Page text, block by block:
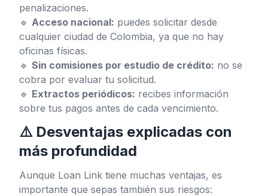
penalizaciones.
🔹 Acceso nacional: puedes solicitar desde
cualquier ciudad de Colombia, ya que no hay
oficinas físicas.
🔹 Sin comisiones por estudio de crédito: no se
cobra por evaluar tu solicitud.
🔹 Extractos periódicos: recibes información
sobre tus pagos antes de cada vencimiento.
⚠️ Desventajas explicadas con
más profundidad
Aunque Loan Link tiene muchas ventajas, es
importante que sepas también sus riesgos: